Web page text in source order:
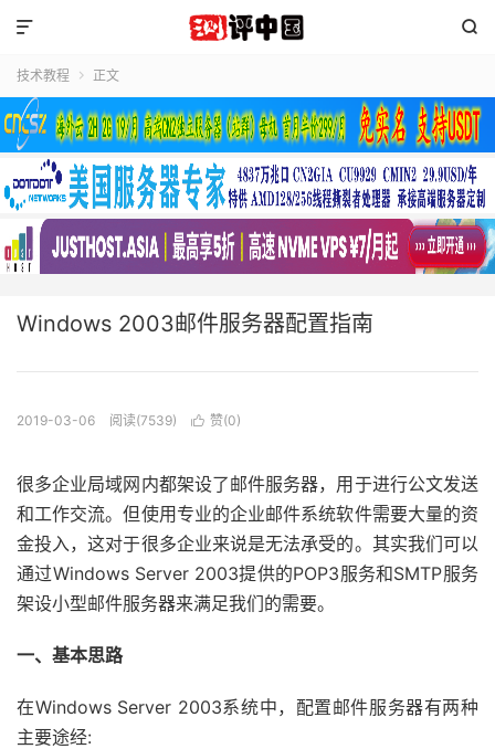


技术教程  正文
Windows 2003邮件服务器配置指南
2019-03-06 阅读(7539)  赞(0)
很多企业局域网内都架设了邮件服务器，用于进行公文发送
和工作交流。但使用专业的企业邮件系统软件需要大量的资
金投入，这对于很多企业来说是无法承受的。其实我们可以
通过Windows Server 2003提供的POP3服务和SMTP服务
架设小型邮件服务器来满足我们的需要。
一、基本思路
在Windows Server 2003系统中，配置邮件服务器有两种
主要途经: